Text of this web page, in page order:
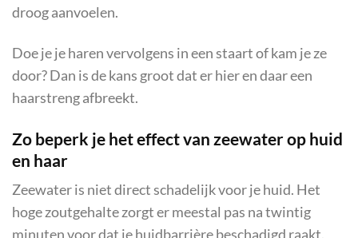
droog aanvoelen.
Doe je je haren vervolgens in een staart of kam je ze
door? Dan is de kans groot dat er hier en daar een
haarstreng afbreekt.
Zo beperk je het effect van zeewater op huid
en haar
Zeewater is niet direct schadelijk voor je huid. Het
hoge zoutgehalte zorgt er meestal pas na twintig